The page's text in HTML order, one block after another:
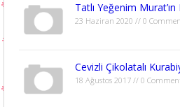
Tatlı Yeğenim
23 Haziran 2020 // 0
Cevizli Çikolatalı
18 Ağustos 2017 // 0